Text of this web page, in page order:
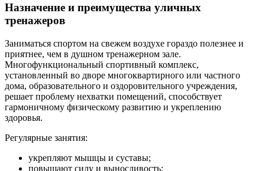
Назначение и преимущества уличных
тренажеров
Заниматься спортом на свежем воздухе гораздо полезнее и
приятнее, чем в душном тренажерном зале.
Многофункциональный спортивный комплекс,
установленный во дворе многоквартирного или частного
дома, образовательного и оздоровительного учреждения,
решает проблему нехватки помещений, способствует
гармоничному физическому развитию и укреплению
здоровья.
Регулярные занятия:
укрепляют мышцы и суставы;
повышают силу и выносливость;